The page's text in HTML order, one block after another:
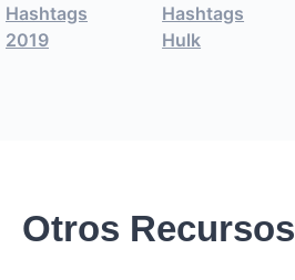
Hashtags
2019
Hashtags
Hulk
Otros Recursos